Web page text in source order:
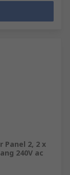
Panel 2, 2 x
240V ac